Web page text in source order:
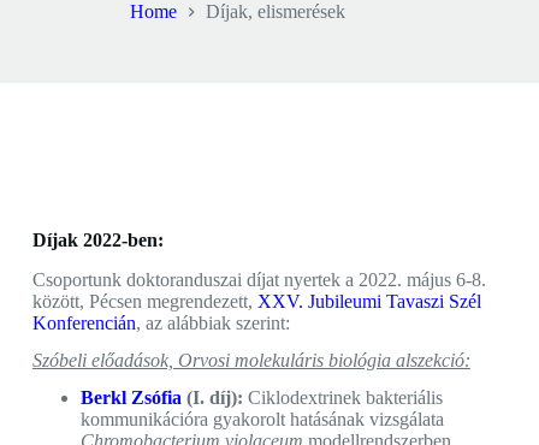
Home Díjak, elismerések
Díjak 2022-ben:
Csoportunk doktoranduszai díjat nyertek a 2022. május 6-8.
között, Pécsen megrendezett, XXV. Jubileumi Tavaszi Szél
Konferencián, az alábbiak szerint:
Szóbeli előadások, Orvosi molekuláris biológia alszekció:
Berkl Zsófia (I. díj): Ciklodextrinek bakteriális
kommunikációra gyakorolt hatásának vizsgálata
Chromobacterium violaceum modellrendszerben